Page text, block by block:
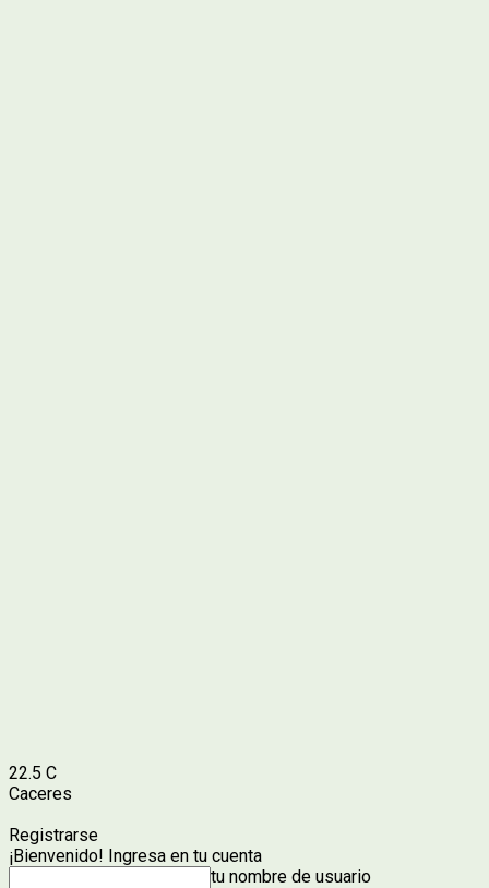
22.5 C
Caceres
Registrarse
¡Bienvenido! Ingresa en tu cuenta
tu nombre de usuario